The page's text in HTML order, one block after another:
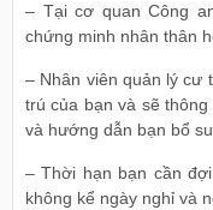
– Tại cơ quan Công
chứng minh nhân thân
– Nhân viên quản lý cư
trú của bạn và sẽ
và hướng dẫn bạn bổ
– Thời hạn bạn cần
không kể ngày nghỉ và